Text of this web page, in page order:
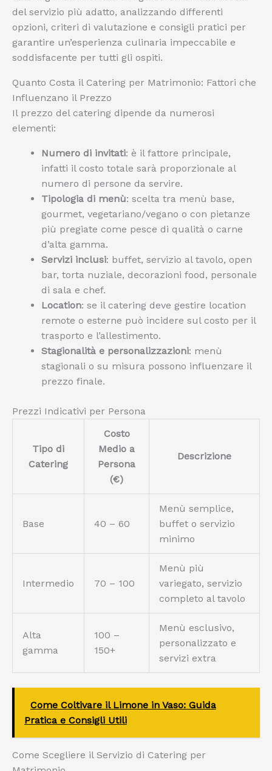
del servizio più adatto, analizzando differenti
opzioni, criteri di valutazione e consigli pratici per
garantire un’esperienza culinaria impeccabile e
soddisfacente per tutti gli ospiti.
Quanto Costa il Catering per Matrimonio: Fattori che
Influenzano il Prezzo
Il prezzo del catering dipende da numerosi
elementi:
Numero di invitati: è il fattore principale,
infatti il costo totale sarà proporzionale al
numero di persone da servire.
Tipologia di menù: scelta tra menù base,
gourmet, vegetariano/vegano o con pietanze
più pregiate come pesce di qualità o carne
d’alta gamma.
Servizi inclusi: buffet, servizio al tavolo, open
bar, torta nuziale, decorazioni food, personale
di sala e chef.
Location: se il catering deve gestire location
remote o esterne può incidere sul costo per il
trasporto e l’allestimento.
Stagionalità e personalizzazioni: menù
stagionali o su misura possono influenzare il
prezzo finale.
Prezzi Indicativi per Persona
Tipo di
Catering
Costo
Medio a
Persona
(€)
Descrizione
Base 40 – 60
Menù semplice,
buffet o servizio
minimo
Intermedio 70 – 100
Menù più
variegato, servizio
completo al tavolo
Alta
gamma
100 –
150+
Menù esclusivo,
personalizzato e
servizi extra
Come Coltivare il Limone in Vaso: Guida
Pratica e Consigli Utili
Come Scegliere il Servizio di Catering per